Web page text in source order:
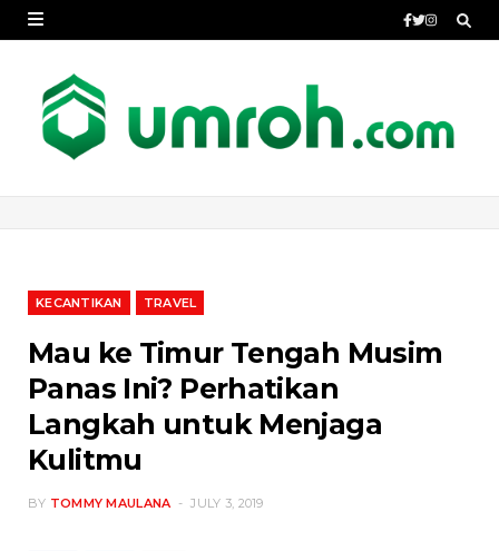
KECANTIKAN TRAVEL
Mau ke Timur Tengah Musim
Panas Ini? Perhatikan
Langkah untuk Menjaga
Kulitmu
BY TOMMY MAULANA JULY 3, 2019